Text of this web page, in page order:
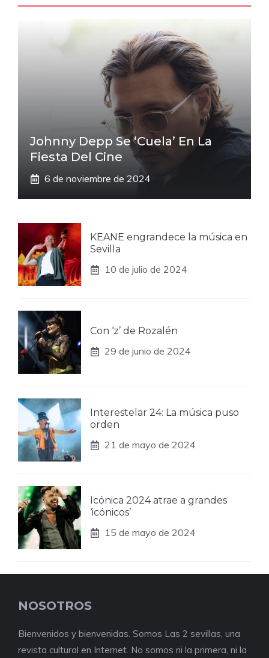
Johnny Depp Se ‘cuela’ En La
Fiesta Del Cine
6 de noviembre de 2024
KEANE engrandece la música en
Sevilla
10 de julio de 2024
Con ‘z’ de Rozalén
29 de junio de 2024
Interestelar 24: La música puso
orden
21 de mayo de 2024
Icónica 2024 atrae a grandes
‘icónicos’
15 de mayo de 2024
NOSOTROS
Bienvenidos y bienvenidas. Somos Las 2 sevillas, una
revista cultural en Internet. No somos ni la primera, ni la